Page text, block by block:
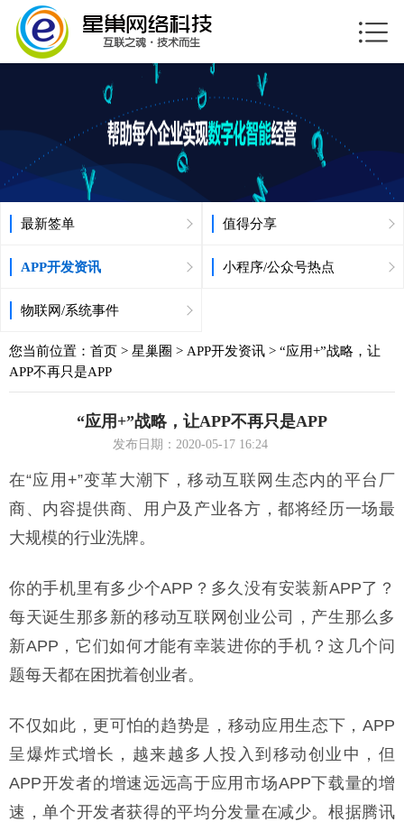
最新签单 值得分享
APP开发资讯 小程序/公众号热点
物联网/系统事件
您当前位置： 首页 > 星巢圈 > APP开发资讯 > “应用+”战略，让
APP不再只是APP
“应用+”战略，让APP不再只是APP
发布日期：2020-05-17 16:24
在“应用+”变革大潮下，移动互联网生态内的平台厂
商、内容提供商、用户及产业各方，都将经历一场最
大规模的行业洗牌。
你的手机里有多少个APP？多久没有安装新APP了？
每天诞生那多新的移动互联网创业公司，产生那么多
新APP，它们如何才能有幸装进你的手机？这几个问
题每天都在困扰着创业者。
不仅如此，更可怕的趋势是，移动应用生态下，APP
呈爆炸式增长，越来越多人投入到移动创业中，但
APP开发者的增速远远高于应用市场APP下载量的增
速，单个开发者获得的平均分发量在减少。根据腾讯